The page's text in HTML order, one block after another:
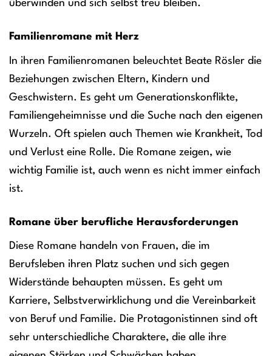
überwinden und sich selbst treu bleiben.
Familienromane mit Herz
In ihren Familienromanen beleuchtet Beate Rösler die
Beziehungen zwischen Eltern, Kindern und
Geschwistern. Es geht um Generationskonflikte,
Familiengeheimnisse und die Suche nach den eigenen
Wurzeln. Oft spielen auch Themen wie Krankheit, Tod
und Verlust eine Rolle. Die Romane zeigen, wie
wichtig Familie ist, auch wenn es nicht immer einfach
ist.
Romane über berufliche Herausforderungen
Diese Romane handeln von Frauen, die im
Berufsleben ihren Platz suchen und sich gegen
Widerstände behaupten müssen. Es geht um
Karriere, Selbstverwirklichung und die Vereinbarkeit
von Beruf und Familie. Die Protagonistinnen sind oft
sehr unterschiedliche Charaktere, die alle ihre